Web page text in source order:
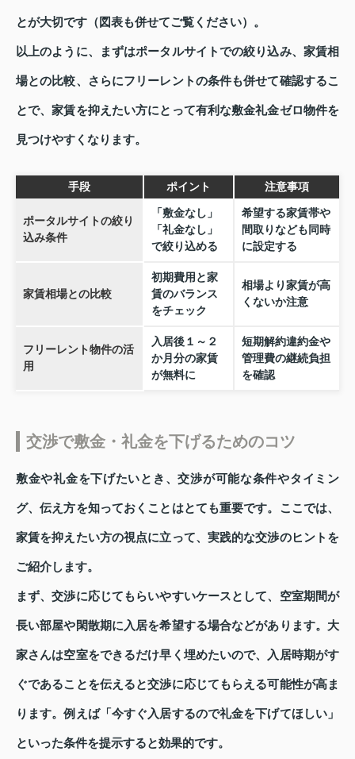
とが大切です（図表も併せてご覧ください）。
以上のように、まずはポータルサイトでの絞り込み、家賃相
場との比較、さらにフリーレントの条件も併せて確認するこ
とで、家賃を抑えたい方にとって有利な敷金礼金ゼロ物件を
見つけやすくなります。
手段 ポイント 注意事項
ポータルサイトの絞り
込み条件
「敷金なし」
「礼金なし」
で絞り込める
希望する家賃帯や
間取りなども同時
に設定する
家賃相場との比較
初期費用と家
賃のバランス
をチェック
相場より家賃が高
くないか注意
フリーレント物件の活
用
入居後１～２
か月分の家賃
が無料に
短期解約違約金や
管理費の継続負担
を確認
交渉で敷金・礼金を下げるためのコツ
敷金や礼金を下げたいとき、交渉が可能な条件やタイミン
グ、伝え方を知っておくことはとても重要です。ここでは、
家賃を抑えたい方の視点に立って、実践的な交渉のヒントを
ご紹介します。
まず、交渉に応じてもらいやすいケースとして、空室期間が
長い部屋や閑散期に入居を希望する場合などがあります。大
家さんは空室をできるだけ早く埋めたいので、入居時期がす
ぐであることを伝えると交渉に応じてもらえる可能性が高ま
ります。例えば「今すぐ入居するので礼金を下げてほしい」
といった条件を提示すると効果的です。